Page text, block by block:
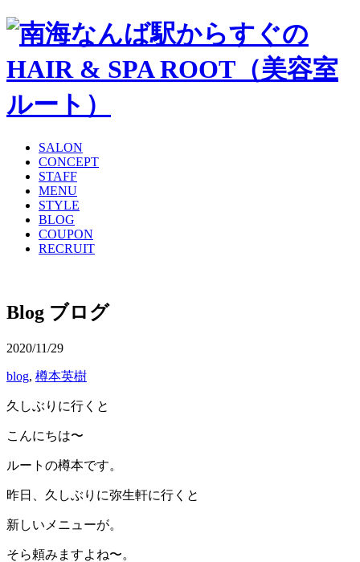
SALON
CONCEPT
STAFF
MENU
STYLE
BLOG
COUPON
RECRUIT
Blog ブログ
2020/11/29
blog, 樽本英樹
久しぶりに行くと
こんにちは〜
ルートの樽本です。
昨日、久しぶりに弥生軒に行くと
新しいメニューが。
そら頼みますよね〜。